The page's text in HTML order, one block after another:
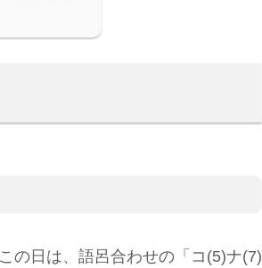
の日は、語呂合わせの「コ(5)ナ(7)